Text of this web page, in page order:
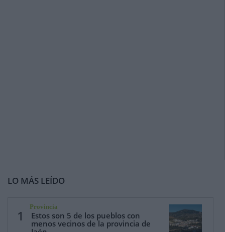
LO MÁS LEÍDO
1
Provincia
Estos son 5 de los pueblos con
menos vecinos de la provincia de